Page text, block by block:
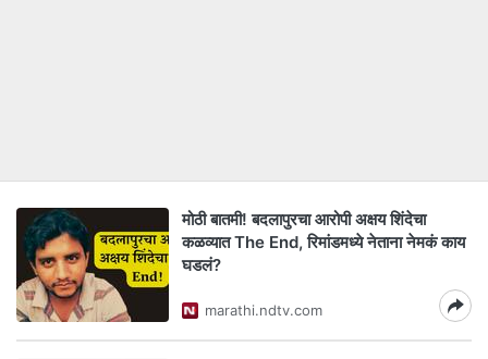
मोठी बातमी! बदलापुरचा आरोपी अक्षय शिंदेचा
कळव्यात The End, रिमांडमध्ये नेताना नेमकं काय
घडलं?
marathi.ndtv.com